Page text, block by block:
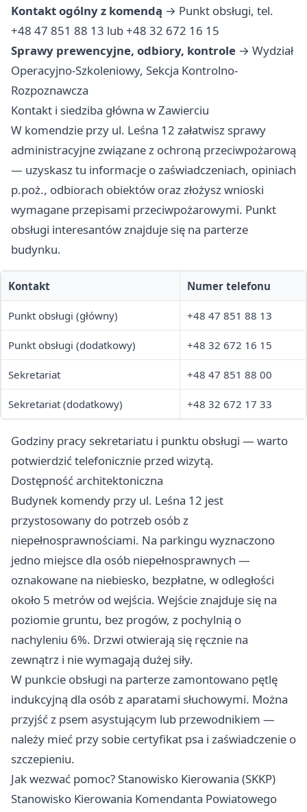
Kontakt ogólny z komendą → Punkt obsługi, tel.
+48 47 851 88 13 lub +48 32 672 16 15
Sprawy prewencyjne, odbiory, kontrole → Wydział
Operacyjno-Szkoleniowy, Sekcja Kontrolno-
Rozpoznawcza
Kontakt i siedziba główna w Zawierciu
W komendzie przy ul. Leśna 12 załatwisz sprawy
administracyjne związane z ochroną przeciwpożarową
— uzyskasz tu informacje o zaświadczeniach, opiniach
p.poż., odbiorach obiektów oraz złożysz wnioski
wymagane przepisami przeciwpożarowymi. Punkt
obsługi interesantów znajduje się na parterze
budynku.
Kontakt Numer telefonu
Punkt obsługi (główny) +48 47 851 88 13
Punkt obsługi (dodatkowy) +48 32 672 16 15
Sekretariat +48 47 851 88 00
Sekretariat (dodatkowy) +48 32 672 17 33
Godziny pracy sekretariatu i punktu obsługi — warto
potwierdzić telefonicznie przed wizytą.
Dostępność architektoniczna
Budynek komendy przy ul. Leśna 12 jest
przystosowany do potrzeb osób z
niepełnosprawnościami. Na parkingu wyznaczono
jedno miejsce dla osób niepełnosprawnych —
oznakowane na niebiesko, bezpłatne, w odległości
około 5 metrów od wejścia. Wejście znajduje się na
poziomie gruntu, bez progów, z pochylnią o
nachyleniu 6%. Drzwi otwierają się ręcznie na
zewnątrz i nie wymagają dużej siły.
W punkcie obsługi na parterze zamontowano pętlę
indukcyjną dla osób z aparatami słuchowymi. Można
przyjść z psem asystującym lub przewodnikiem —
należy mieć przy sobie certyfikat psa i zaświadczenie o
szczepieniu.
Jak wezwać pomoc? Stanowisko Kierowania (SKKP)
Stanowisko Kierowania Komendanta Powiatowego